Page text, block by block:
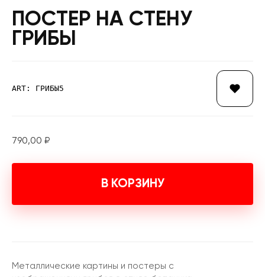
ПОСТЕР НА СТЕНУ
ГРИБЫ
ART: ГРИБЫ5
790,00 ₽
В КОРЗИНУ
Металлические картины и постеры с